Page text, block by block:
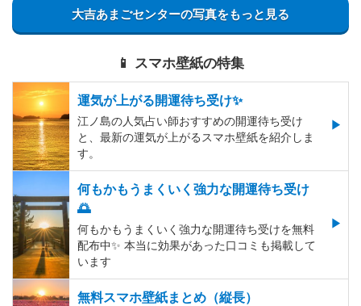
大吉あまごセンターの写真をもっと見る
📱 スマホ壁紙の特集
運気が上がる開運待ち受け✨
江ノ島の人気占い師おすすめの開運待ち受け
と、最新の運気が上がるスマホ壁紙を紹介しま
す。
何もかもうまくいく強力な開運待ち受け
🌅
何もかもうまくいく強力な開運待ち受けを無料
配布中✨️ 本当に効果があった口コミも掲載して
います
無料スマホ壁紙まとめ（縦長）